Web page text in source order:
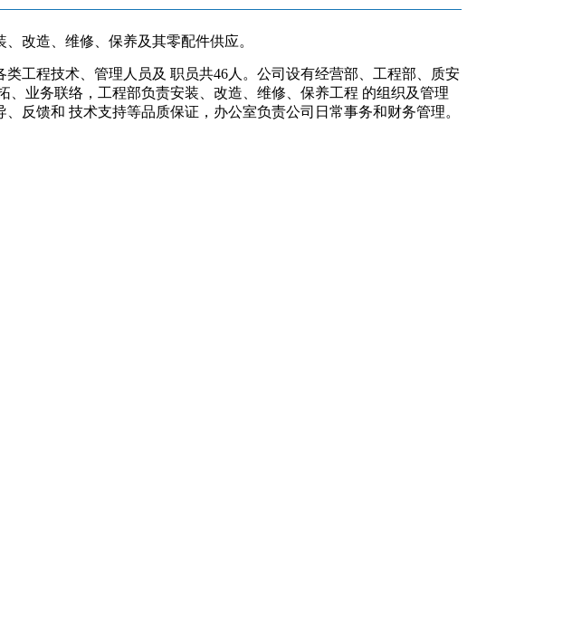
改造、维修、保养及其零配件供应。
程技术、管理人员及 职员共46人。公司设有经营部、工程部、质安
业务联络，工程部负责安装、改造、维修、保养工程 的组织及管理
反馈和 技术支持等品质保证，办公室负责公司日常事务和财务管理。